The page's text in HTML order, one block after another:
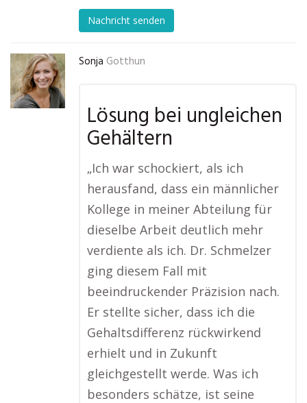
Nachricht senden
Sonja Gotthun
Lösung bei ungleichen
Gehältern
„Ich war schockiert, als ich
herausfand, dass ein männlicher
Kollege in meiner Abteilung für
dieselbe Arbeit deutlich mehr
verdiente als ich. Dr. Schmelzer
ging diesem Fall mit
beeindruckender Präzision nach.
Er stellte sicher, dass ich die
Gehaltsdifferenz rückwirkend
erhielt und in Zukunft
gleichgestellt werde. Was ich
besonders schätze, ist seine